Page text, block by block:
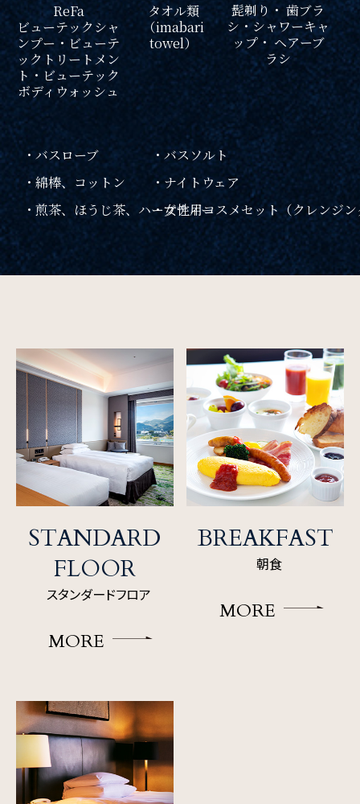
ReFa
ビューテックシャ
ンプー・ビューテ
ックトリートメン
ト・ビューテック
ボディウォッシュ
タオル類
（imabari
towel）
髭剃り・ 歯ブラ
シ・シャワーキャ
ップ・ ヘアーブ
ラシ
・バスローブ
・バスソルト
・綿棒、コットン
・ナイトウェア
・煎茶、ほうじ茶、 ハーブティー
・女性用コスメセット（クレンジ
STANDARD
FLOOR
スタンダードフロア
MORE
BREAKFAST
朝食
MORE